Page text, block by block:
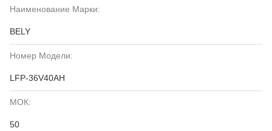
Наименование Марки:
BELY
Номер Модели:
LFP-36V40AH
МОК:
50